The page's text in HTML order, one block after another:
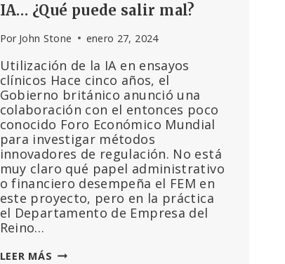
IA… ¿Qué puede salir mal?
Por John Stone enero 27, 2024
Utilización de la IA en ensayos
clínicos Hace cinco años, el
Gobierno británico anunció una
colaboración con el entonces poco
conocido Foro Económico Mundial
para investigar métodos
innovadores de regulación. No está
muy claro qué papel administrativo
o financiero desempeña el FEM en
este proyecto, pero en la práctica
el Departamento de Empresa del
Reino…
LEER MÁS EL